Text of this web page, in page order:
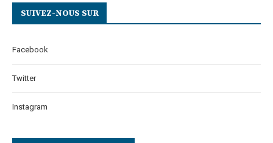
SUIVEZ-NOUS SUR
Facebook
Twitter
Instagram